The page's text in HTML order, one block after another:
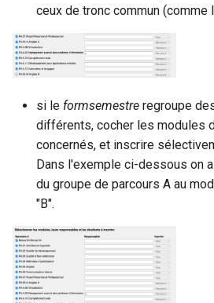
ceux de tronc commun (comme
si le formsemestre regroupe
différents, cocher les modules
concernés, et inscrire
Dans l'exemple ci-dessous on
du groupe de parcours A au
"B".